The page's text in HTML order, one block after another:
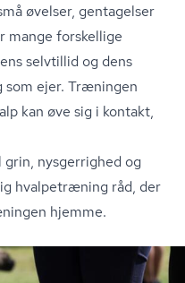
øvelser, gentagelser
mange forskellige
selvtillid og dens
som ejer. Træningen
kan øve sig i kontakt,
nysgerrighed og
hvalpetræning råd, der
hjemme.